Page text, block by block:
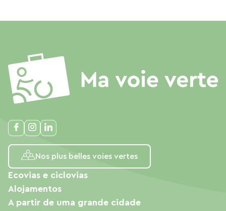
Nos plus belles voies vertes
Ecovias e ciclovias
Alojamentos
A partir de uma grande cidade